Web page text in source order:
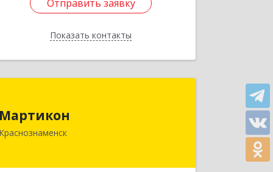
Отправить заявку
Показать контакты
Отправить заявку
Назад
Мартикон
Краснознаменск
Краснознаменск г, Краснознаменная